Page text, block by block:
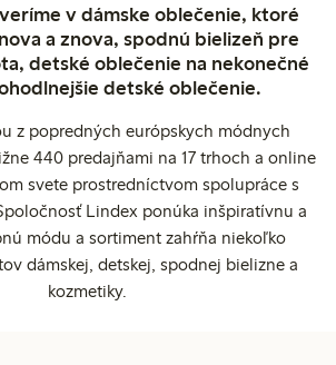
v dámske oblečenie, ktoré
a znova, spodnú bielizeň pre
detské oblečenie na nekonečné
detské oblečenie.
z popredných európskych módnych
440 predajňami na 17 trhoch a online
svete prostredníctvom spolupráce s
Lindex ponúka inšpiratívnu a
módu a sortiment zahŕňa niekoľko
dámskej, detskej, spodnej bielizne a
kozmetiky.